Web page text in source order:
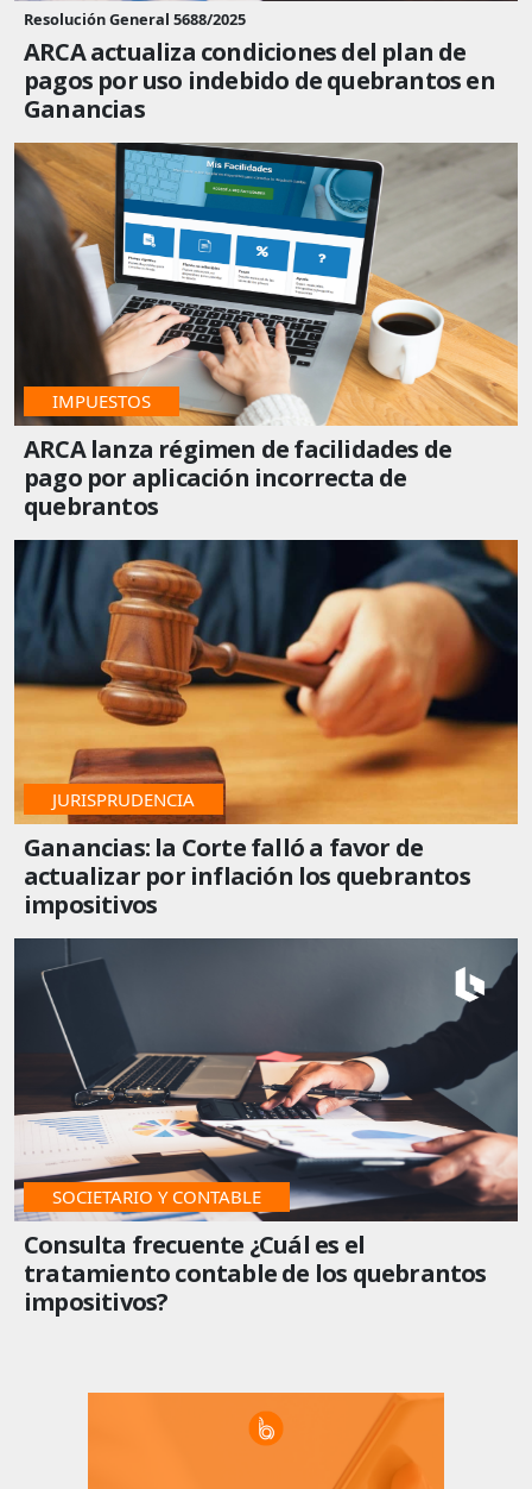
Resolución General 5688/2025
ARCA actualiza condiciones del plan de
pagos por uso indebido de quebrantos en
Ganancias
IMPUESTOS
ARCA lanza régimen de facilidades de
pago por aplicación incorrecta de
quebrantos
ULTIMO
JURISPRUDENCIA
Ganancias: la Corte falló a favor de
actualizar por inflación los quebrantos
impositivos
IMPUESTOS
ULTIMO
SOCIETARIO Y CONTABLE
Consulta frecuente ¿Cuál es el
tratamiento contable de los quebrantos
impositivos?